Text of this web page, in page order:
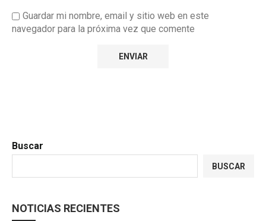
Guardar mi nombre, email y sitio web en este
navegador para la próxima vez que comente
Buscar
BUSCAR
NOTICIAS RECIENTES